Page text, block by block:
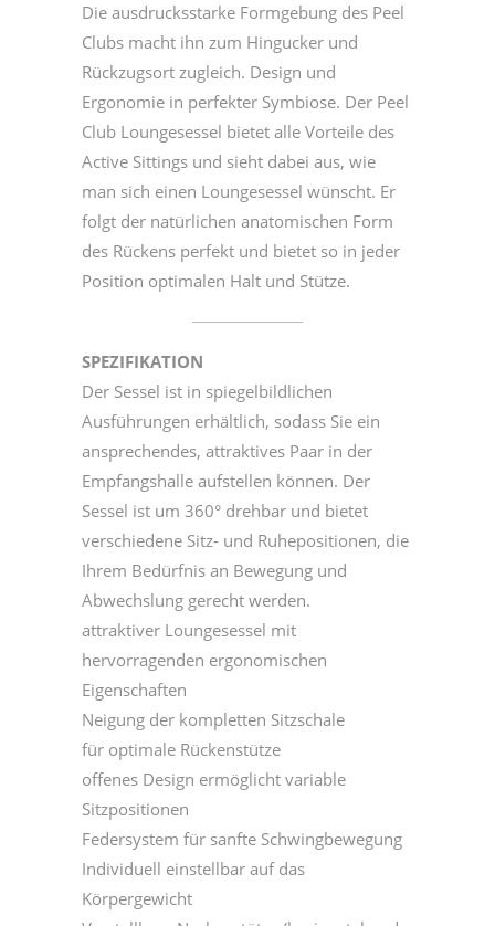
Die ausdrucksstarke Formgebung des Peel
Clubs macht ihn zum Hingucker und
Rückzugsort zugleich. Design und
Ergonomie in perfekter Symbiose. Der Peel
Club Loungesessel bietet alle Vorteile des
Active Sittings und sieht dabei aus, wie
man sich einen Loungesessel wünscht. Er
folgt der natürlichen anatomischen Form
des Rückens perfekt und bietet so in jeder
Position optimalen Halt und Stütze.
SPEZIFIKATION
Der Sessel ist in spiegelbildlichen
Ausführungen erhältlich, sodass Sie ein
ansprechendes, attraktives Paar in der
Empfangshalle aufstellen können. Der
Sessel ist um 360° drehbar und bietet
verschiedene Sitz- und Ruhepositionen, die
Ihrem Bedürfnis an Bewegung und
Abwechslung gerecht werden.
attraktiver Loungesessel mit
hervorragenden ergonomischen
Eigenschaften
Neigung der kompletten Sitzschale
für optimale Rückenstütze
offenes Design ermöglicht variable
Sitzpositionen
Federsystem für sanfte Schwingbewegung
Individuell einstellbar auf das
Körpergewicht